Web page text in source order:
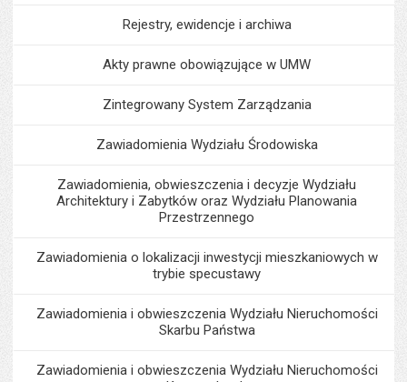
Rejestry, ewidencje i archiwa
Akty prawne obowiązujące w UMW
Zintegrowany System Zarządzania
Zawiadomienia Wydziału Środowiska
Zawiadomienia, obwieszczenia i decyzje Wydziału
Architektury i Zabytków oraz Wydziału Planowania
Przestrzennego
Zawiadomienia o lokalizacji inwestycji mieszkaniowych w
trybie specustawy
Zawiadomienia i obwieszczenia Wydziału Nieruchomości
Skarbu Państwa
Zawiadomienia i obwieszczenia Wydziału Nieruchomości